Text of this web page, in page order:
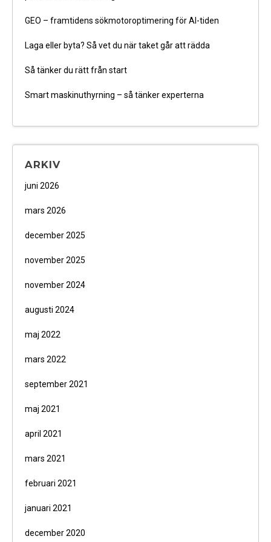
GEO – framtidens sökmotoroptimering för AI-tiden
Laga eller byta? Så vet du när taket går att rädda
Så tänker du rätt från start
Smart maskinuthyrning – så tänker experterna
ARKIV
juni 2026
mars 2026
december 2025
november 2025
november 2024
augusti 2024
maj 2022
mars 2022
september 2021
maj 2021
april 2021
mars 2021
februari 2021
januari 2021
december 2020